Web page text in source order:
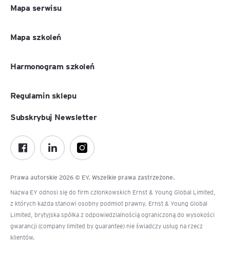
Mapa serwisu
Mapa szkoleń
Harmonogram szkoleń
Regulamin sklepu
Prawa autorskie 2026 © EY. Wszelkie prawa zastrzeżone.
Nazwa EY odnosi się do firm członkowskich Ernst & Young Global Limited,
z których każda stanowi osobny podmiot prawny. Ernst & Young Global
Limited, brytyjska spółka z odpowiedzialnością ograniczoną do wysokości
gwarancji (company limited by guarantee) nie świadczy usług na rzecz
klientów.
Subskrybuj Newsletter